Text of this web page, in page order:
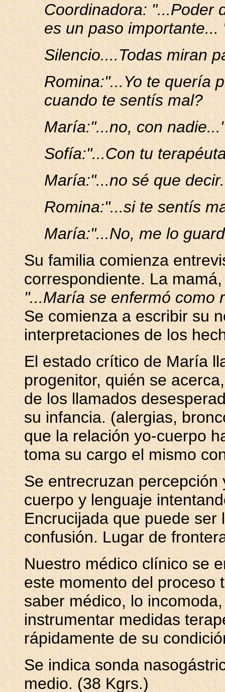
Coordinadora: "...Poder
es un paso importante...
Silencio....Todas miran
Romina:"...Yo te quería
cuando te sentís mal?
María:"...no, con
Sofía:"...Con tu
María:"...no sé que
Romina:"...si te sentís
María:"...No, me lo
Su familia comienza
correspondiente. La
"...María se enfermó como
Se comienza a escribir su
interpretaciones de los
El estado crítico de María
progenitor, quién se
de los llamados
su infancia. (alergias,
que la relación yo-cuerpo
toma su cargo el mismo
Se entrecruzan
cuerpo y lenguaje
Encrucijada que puede ser
confusión. Lugar de
Nuestro médico clínico se
este momento del proceso
saber médico, lo
instrumentar medidas
rápidamente de su
Se indica sonda
medio. (38 Kgrs.)